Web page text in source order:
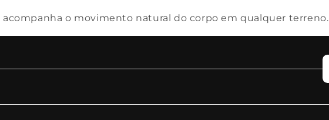
acompanha o movimento natural do corpo em qualquer terreno.